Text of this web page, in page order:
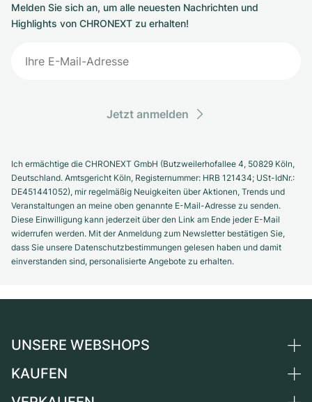
Melden Sie sich an, um alle neuesten Nachrichten und
Highlights von CHRONEXT zu erhalten!
Jetzt anmelden
Ich ermächtige die CHRONEXT GmbH (Butzweilerhofallee 4, 50829 Köln,
Deutschland. Amtsgericht Köln, Registernummer: HRB 121434; USt-IdNr.:
DE451441052), mir regelmäßig Neuigkeiten über Aktionen, Trends und
Veranstaltungen an meine oben genannte E-Mail-Adresse zu senden.
Diese Einwilligung kann jederzeit über den Link am Ende jeder E-Mail
widerrufen werden. Mit der Anmeldung zum Newsletter bestätigen Sie,
dass Sie unsere Datenschutzbestimmungen gelesen haben und damit
einverstanden sind, personalisierte Angebote zu erhalten.
UNSERE WEBSHOPS
Deutschland
KAUFEN